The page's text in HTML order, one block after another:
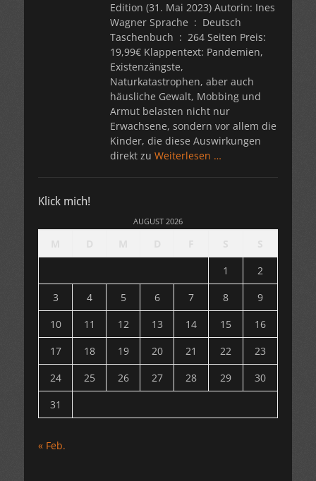
Edition (31. Mai 2023) Autorin: Ines
Wagner Sprache ‏ : ‎ Deutsch
Taschenbuch ‏ : ‎ 264 Seiten Preis:
19,99€ Klappentext: Pandemien,
Existenzängste,
Naturkatastrophen, aber auch
häusliche Gewalt, Mobbing und
Armut belasten nicht nur
Erwachsene, sondern vor allem die
Kinder, die diese Auswirkungen
direkt zu Weiterlesen …
Klick mich!
AUGUST 2026
1
2
3
4 5 6 7 8
9
10
11 12 13 14 15
16
17
18 19 20 21 22
23
24
25 26 27 28 29
30
31
« Feb.